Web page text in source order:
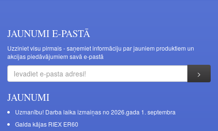
JAUNUMI E-PASTĀ
Uzziniet visu pirmais - saņemiet informāciju par jauniem produktiem un
akcijas piedāvājumiem savā e-pastā
JAUNUMI
Uzmanību! Darba laika izmaiņas no 2026.gada 1. septembra
Galda kājas RIEX ER60